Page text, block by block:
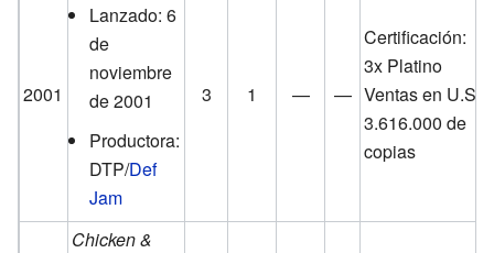
2001
Lanzado: 6
de
noviembre
de 2001
Productora:
DTP/Def
Jam
3 1 — —
Certificación:
3x Platino
Ventas en U.S.:
3.616.000 de
copias
Chicken &